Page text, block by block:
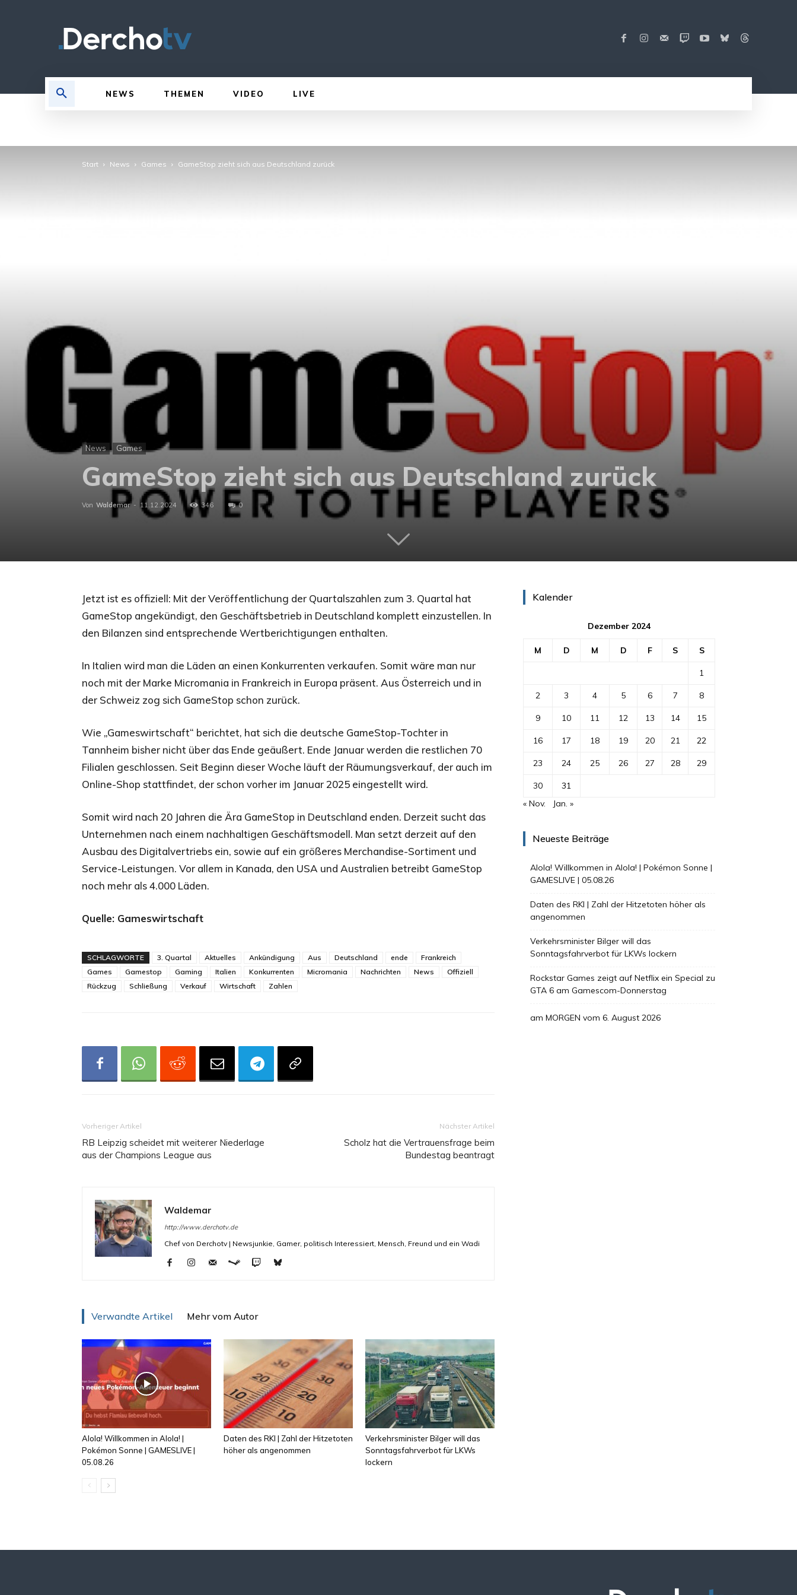
NEWS THEMEN VIDEO LIVE
Start News Games GameStop zieht sich aus Deutschland zurück
News Games
GameStop zieht sich aus Deutschland zurück
Von Waldemar - 11.12.2024 346 0
Jetzt ist es offiziell: Mit der Veröffentlichung der Quartalszahlen zum 3. Quartal hat
GameStop angekündigt, den Geschäftsbetrieb in Deutschland komplett einzustellen. In
den Bilanzen sind entsprechende Wertberichtigungen enthalten.
In Italien wird man die Läden an einen Konkurrenten verkaufen. Somit wäre man nur
noch mit der Marke Micromania in Frankreich in Europa präsent. Aus Österreich und in
der Schweiz zog sich GameStop schon zurück.
Wie „Gameswirtschaft“ berichtet, hat sich die deutsche GameStop-Tochter in
Tannheim bisher nicht über das Ende geäußert. Ende Januar werden die restlichen 70
Filialen geschlossen. Seit Beginn dieser Woche läuft der Räumungsverkauf, der auch im
Online-Shop stattfindet, der schon vorher im Januar 2025 eingestellt wird.
Somit wird nach 20 Jahren die Ära GameStop in Deutschland enden. Derzeit sucht das
Unternehmen nach einem nachhaltigen Geschäftsmodell. Man setzt derzeit auf den
Ausbau des Digitalvertriebs ein, sowie auf ein größeres Merchandise-Sortiment und
Service-Leistungen. Vor allem in Kanada, den USA und Australien betreibt GameStop
noch mehr als 4.000 Läden.
Quelle: Gameswirtschaft
SCHLAGWORTE 3. Quartal Aktuelles Ankündigung Aus Deutschland ende
Frankreich
Games
Gamestop Gaming Italien Konkurrenten Micromania Nachrichten News
Offiziell
Rückzug
Schließung Verkauf Wirtschaft Zahlen
Vorheriger Artikel
RB Leipzig scheidet mit weiterer Niederlage
aus der Champions League aus
Nächster Artikel
Scholz hat die Vertrauensfrage beim
Bundestag beantragt
Waldemar
http://www.derchotv.de
Chef von Derchotv | Newsjunkie, Gamer, politisch Interessiert, Mensch, Freund und ein Wadi
Verwandte Artikel Mehr vom Autor
Alola! Willkommen in Alola! |
Pokémon Sonne | GAMESLIVE |
05.08.26
Daten des RKI | Zahl der Hitzetoten
höher als angenommen
Verkehrsminister Bilger will das
Sonntagsfahrverbot für LKWs
lockern
Kalender
Dezember 2024
M D M D F S S
1
2 3 4 5 6 7 8
9 10 11 12 13 14 15
16 17 18 19 20 21 22
23 24 25 26 27 28 29
30
31
« Nov.
Jan. »
Neueste Beiträge
Alola! Willkommen in Alola! | Pokémon Sonne |
GAMESLIVE | 05.08.26
Daten des RKI | Zahl der Hitzetoten höher als
angenommen
Verkehrsminister Bilger will das
Sonntagsfahrverbot für LKWs lockern
Rockstar Games zeigt auf Netflix ein Special zu
GTA 6 am Gamescom-Donnerstag
am MORGEN vom 6. August 2026